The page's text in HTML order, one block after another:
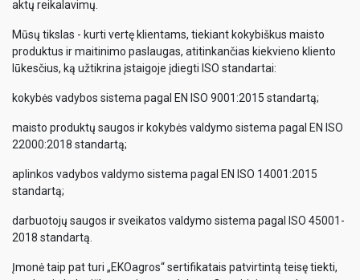
aktų reikalavimų.
Mūsų tikslas - kurti vertę klientams, tiekiant kokybiškus maisto
produktus ir maitinimo paslaugas, atitinkančias kiekvieno kliento
lūkesčius, ką užtikrina įstaigoje įdiegti ISO standartai:
kokybės vadybos sistema pagal EN ISO 9001:2015 standartą;
maisto produktų saugos ir kokybės valdymo sistema pagal EN ISO
22000:2018 standartą;
aplinkos vadybos valdymo sistema pagal EN ISO 14001:2015
standartą;
darbuotojų saugos ir sveikatos valdymo sistema pagal ISO 45001-
2018 standartą.
Įmonė taip pat turi „EKOagros“ sertifikatais patvirtintą teisę tiekti,